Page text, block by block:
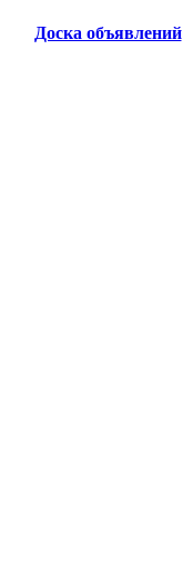
Доска объявлений